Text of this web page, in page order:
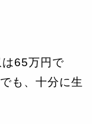
65万円で
も、十分に生